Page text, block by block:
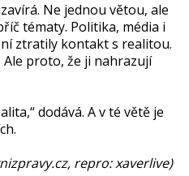
Ne jednou větou, ale
tématy. Politika, média i
ztratily kontakt s realitou.
proto, že ji nahrazují
dodává. A v té větě je
repro: xaverlive)